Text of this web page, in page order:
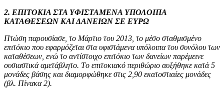
2. ΕΠΙΤΟΚΙΑ ΣΤΑ ΥΦΙΣΤΑΜΕΝΑ ΥΠΟΛΟΙΠΑ
ΚΑΤΑΘΕΣΕΩΝ ΚΑΙ ΔΑΝΕΙΩΝ ΣΕ ΕΥΡΩ
Πτώση παρουσίασε, το Μάρτιο του 2013, το μέσο σταθμισμένο
επιτόκιο που εφαρμόζεται στα υφιστάμενα υπόλοιπα του συνόλου των
καταθέσεων, ενώ το αντίστοιχο επιτόκιο των δανείων παρέμεινε
ουσιαστικά αμετάβλητο. Tο επιτοκιακό περιθώριο αυξήθηκε κατά 5
μονάδες βάσης και διαμορφώθηκε στις 2,90 εκατοστιαίες μονάδες
(βλ. Πίνακα 2).